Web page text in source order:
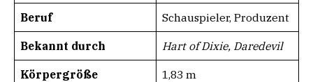
Beruf Schauspieler, Produzent
Bekannt durch Hart of Dixie, Daredevil
Körpergröße 1,83 m